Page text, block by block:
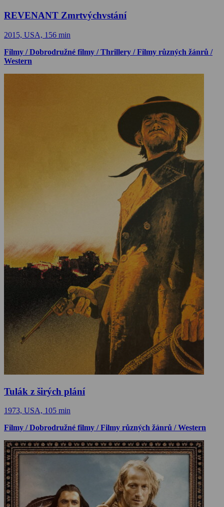
REVENANT Zmrtvýchvstání
2015, USA, 156 min
Filmy / Dobrodružné filmy / Thrillery / Filmy různých žánrů /
Western
Tulák z širých plání
1973, USA, 105 min
Filmy / Dobrodružné filmy / Filmy různých žánrů / Western